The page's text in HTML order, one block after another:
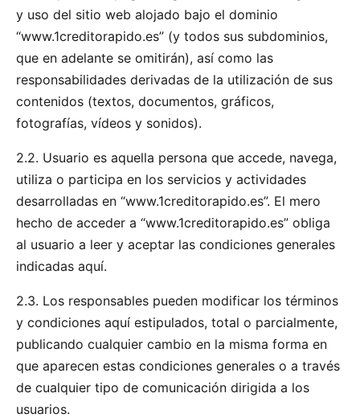
y uso del sitio web alojado bajo el dominio
“www.1creditorapido.es” (y todos sus subdominios,
que en adelante se omitirán), así como las
responsabilidades derivadas de la utilización de sus
contenidos (textos, documentos, gráficos,
fotografías, vídeos y sonidos).
2.2. Usuario es aquella persona que accede, navega,
utiliza o participa en los servicios y actividades
desarrolladas en “www.1creditorapido.es”. El mero
hecho de acceder a “www.1creditorapido.es” obliga
al usuario a leer y aceptar las condiciones generales
indicadas aquí.
2.3. Los responsables pueden modificar los términos
y condiciones aquí estipulados, total o parcialmente,
publicando cualquier cambio en la misma forma en
que aparecen estas condiciones generales o a través
de cualquier tipo de comunicación dirigida a los
usuarios.